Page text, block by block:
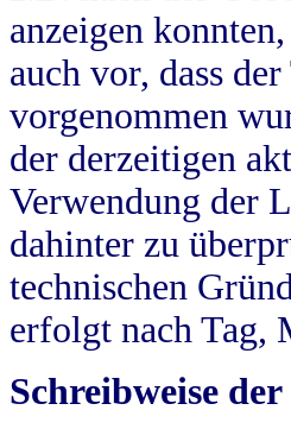
anzeigen
auch vor, dass
vorgenommen
der derzeitigen
Verwendung der
dahinter zu
technischen
erfolgt nach Tag,
Schreibweise